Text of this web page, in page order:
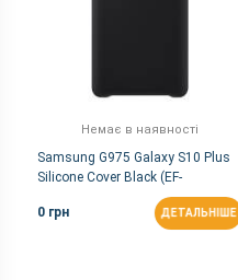
Немає в наявності
Samsung G975 Galaxy S10 Plus
Silicone Cover Black (EF-
0 грн
ДЕТАЛЬНІШЕ